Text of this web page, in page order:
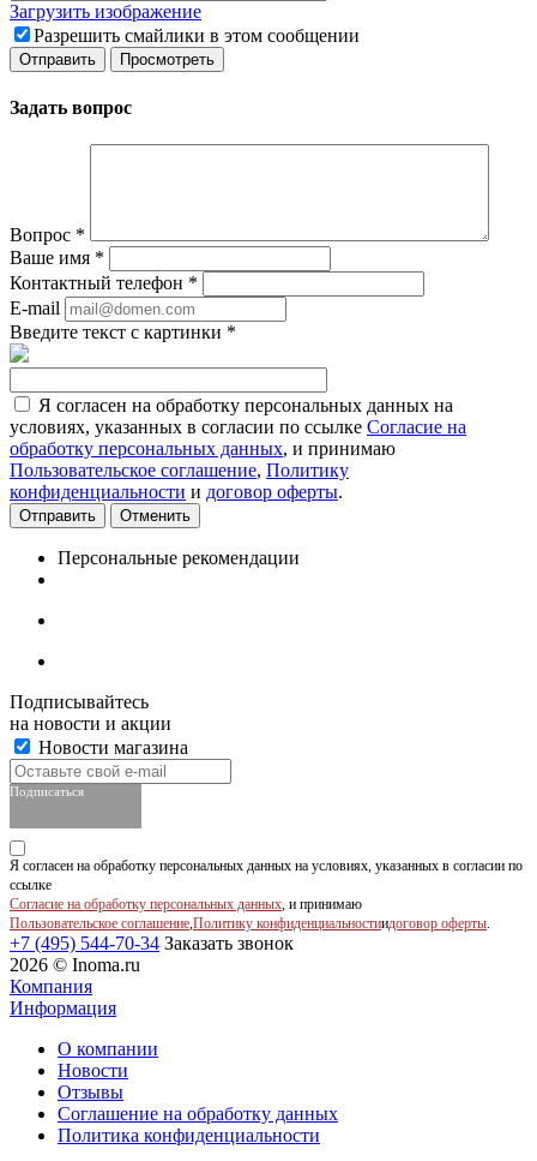
Загрузить изображение
Разрешить смайлики в этом сообщении
Задать вопрос
Вопрос *
Ваше имя *
Контактный телефон *
E-mail
Введите текст с картинки *
Я согласен на обработку персональных данных на
условиях, указанных в согласии по ссылке Согласие на
обработку персональных данных, и принимаю
Пользовательское соглашение, Политику
конфиденциальности и договор оферты.
Отменить
Персональные рекомендации
Подписывайтесь
на новости и акции
Новости магазина
Подписаться
Я согласен на обработку персональных данных на условиях, указанных в согласии по
ссылке
Согласие на обработку персональных данных, и принимаю
Пользовательское соглашение,Политику конфиденциальностиидоговор оферты.
+7 (495) 544-70-34 Заказать звонок
2026 © Inoma.ru
Компания
Информация
О компании
Новости
Отзывы
Соглашение на обработку данных
Политика конфиденциальности